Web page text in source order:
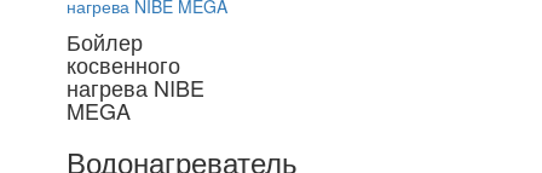
Бойлер
косвенного
нагрева NIBE
MEGA
Водонагреватель